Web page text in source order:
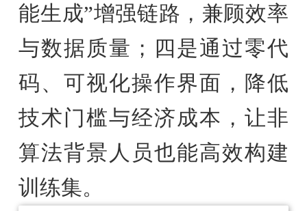
能生成”增强链路，兼顾效率
与数据质量；四是通过零代
码、可视化操作界面，降低
技术门槛与经济成本，让非
算法背景人员也能高效构建
训练集。